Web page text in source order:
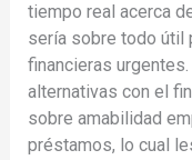
tiempo real acerca
serí­a sobre todo útil
financieras
alternativas con el
sobre amabilidad
préstamos, lo cual